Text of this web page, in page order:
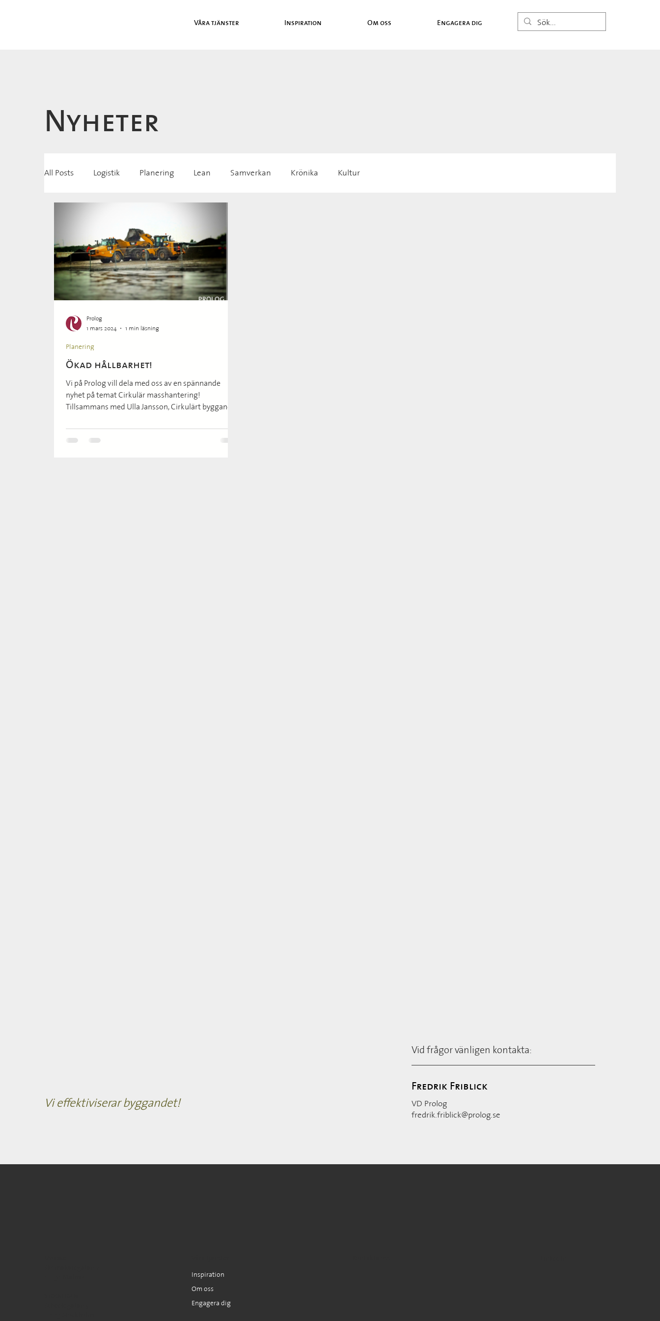
Våra tjänster Inspiration Om oss Engagera dig
Nyheter
All Posts Logistik Planering Lean Samverkan Krönika Kultur
Ökad hållbarhet!
Vi på Prolog vill dela med oss av en spännande
nyhet på temat Cirkulär masshantering!
Tillsammans med Ulla Jansson, Cirkulärt byggande
Planering
Prolog
1 mars 2024
1 min läsning
Vi effektiviserar byggandet!
Vid frågor vänligen kontakta:
Fredrik Friblick
VD Prolog
fredrik.friblick@prolog.se
Inspiration
Om oss
Engagera dig